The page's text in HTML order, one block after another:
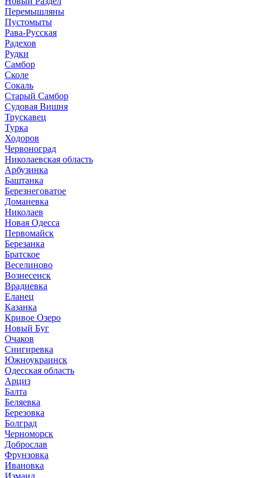
Перемышляны
Пустомыты
Рава-Русская
Радехов
Рудки
Самбор
Сколе
Сокаль
Старый Самбор
Судовая Вишня
Трускавец
Турка
Ходоров
Червоноград
Николаевская область
Арбузинка
Баштанка
Березнеговатое
Доманевка
Николаев
Новая Одесса
Первомайск
Березанка
Братское
Веселиново
Вознесенск
Врадиевка
Еланец
Казанка
Кривое Озеро
Новый Буг
Очаков
Снигиревка
Южноукраинск
Одесская область
Арциз
Балта
Беляевка
Березовка
Болград
Черноморск
Доброслав
Фрунзовка
Ивановка
Измаил